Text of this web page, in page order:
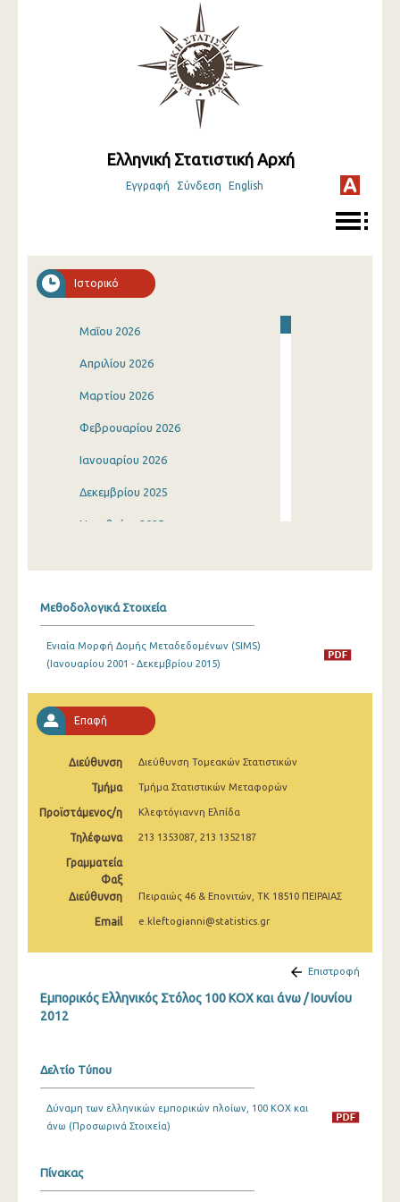
Ελληνική Στατιστική Αρχή
Εγγραφή Σύνδεση English
Ιστορικό
Μαΐου 2026
Απριλίου 2026
Μαρτίου 2026
Φεβρουαρίου 2026
Ιανουαρίου 2026
Δεκεμβρίου 2025
Νοεμβρίου 2025
Ιουλίου 2025
Μαΐου 2025
Μαρτίου 2025
Φεβρουαρίου 2025
Ιανουαρίου 2025
Δεκεμβρίου 2024
Αυγούστου 2024
Ιουνίου 2024
Μαΐου 2024
Μαρτίου 2024
Μεθοδολογικά Στοιχεία
Ενιαία Μορφή Δομής Μεταδεδομένων (SIMS)
(Ιανουαρίου 2001 - Δεκεμβρίου 2015)
Επαφή
Διεύθυνση Διεύθυνση Τομεακών Στατιστικών
Τμήμα Τμήμα Στατιστικών Μεταφορών
Προϊστάμενος/η Κλεφτόγιαννη Ελπίδα
Τηλέφωνα 213 1353087, 213 1352187
Γραμματεία
Φαξ
Διεύθυνση
Πειραιώς 46 & Επονιτών, ΤΚ 18510 ΠΕΙΡΑΙΑΣ
Email e.kleftogianni@statistics.gr
Επιστροφή
Εμπορικός Ελληνικός Στόλος 100 ΚΟΧ και άνω / Ιουνίου
2012
Δελτίο Τύπου
Δύναμη των ελληνικών εμπορικών πλοίων, 100 ΚΟΧ και
άνω (Προσωρινά Στοιχεία)
Πίνακας